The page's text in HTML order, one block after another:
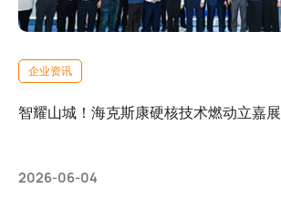
企业资讯
智耀山城！海克斯康硬核技术燃动立嘉展
2026-06-04